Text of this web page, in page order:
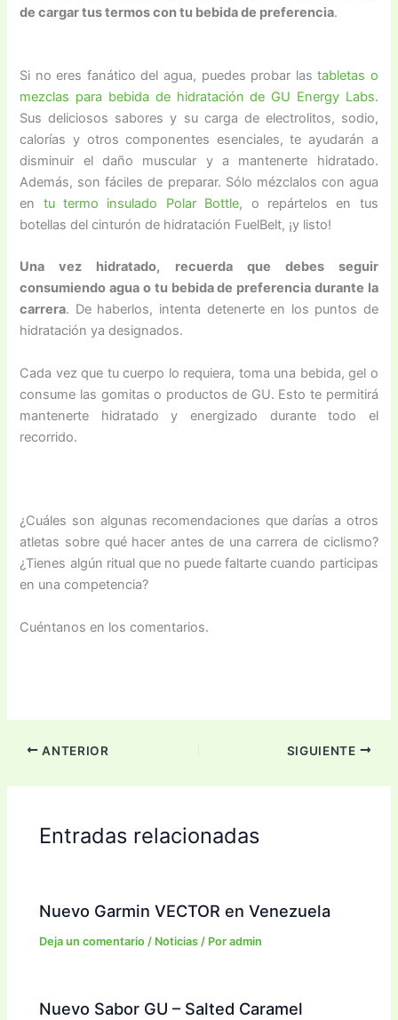
de cargar tus termos con tu bebida de preferencia.
Si no eres fanático del agua, puedes probar las tabletas o
mezclas para bebida de hidratación de GU Energy Labs.
Sus deliciosos sabores y su carga de electrolitos, sodio,
calorías y otros componentes esenciales, te ayudarán a
disminuir el daño muscular y a mantenerte hidratado.
Además, son fáciles de preparar. Sólo mézclalos con agua
en
tu termo insulado Polar Bottle, o repártelos en tus
botellas del cinturón de hidratación FuelBelt, ¡y listo!
Una vez hidratado, recuerda que debes seguir
consumiendo agua o tu bebida de preferencia durante la
carrera. De haberlos, intenta detenerte en los puntos de
hidratación ya designados.
Cada vez que tu cuerpo lo requiera, toma una bebida, gel o
consume las gomitas o productos de GU. Esto te permitirá
mantenerte hidratado y energizado durante todo el
recorrido.
¿Cuáles son algunas recomendaciones que darías a otros
atletas sobre qué hacer antes de una carrera de ciclismo?
¿Tienes algún ritual que no puede faltarte cuando participas
en una competencia?
Cuéntanos en los comentarios.
ANTERIOR SIGUIENTE
Entradas relacionadas
Nuevo Garmin VECTOR en Venezuela
Deja un comentario / Noticias / Poradmin
Nuevo Sabor GU – Salted Caramel